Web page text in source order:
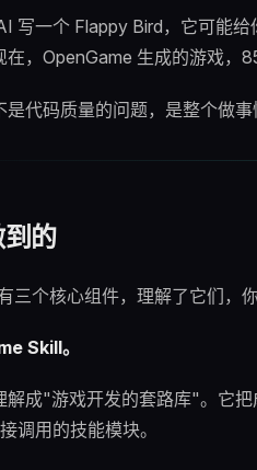
写一个 Flappy Bird，它可能
在，OpenGame 生成的游戏，
代码质量的问题，是整个做事
的
三个核心组件，理解了它们，
Skill。
解成"游戏开发的套路库"。它
调用的技能模块。